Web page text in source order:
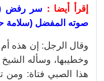
إقرأ أيضا : سر رفض
صوته المفضل (سلامة
وقال الرجل: إن هذه أم
وخطيبها، وسأله
هذا الصبي فتاة: ومن